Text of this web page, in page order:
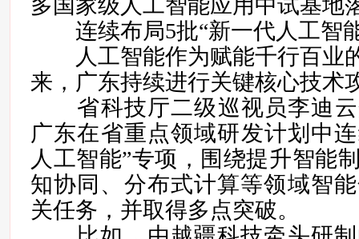
多国家级人工智能应用中试基地
连续布局5批“新一代人工智
人工智能作为赋能千行百业
来，广东持续进行关键核心技术
省科技厅二级巡视员李迪云
广东在省重点领域研发计划中
人工智能”专项，围绕提升智能
知协同、分布式计算等领域智
关任务，并取得多点突破。